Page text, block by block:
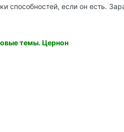
способностей, если он есть.
темы. Цернон